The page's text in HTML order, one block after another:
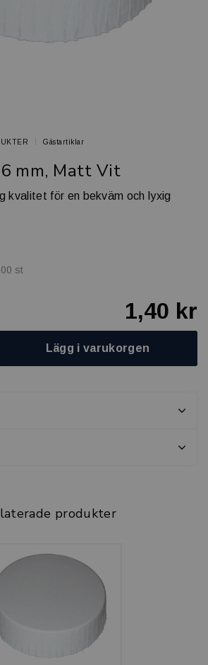
Gästartiklar
mm, Matt Vit
kvalitet för en bekväm och lyxig
st
1,40 kr
Lägg i varukorgen
produkter